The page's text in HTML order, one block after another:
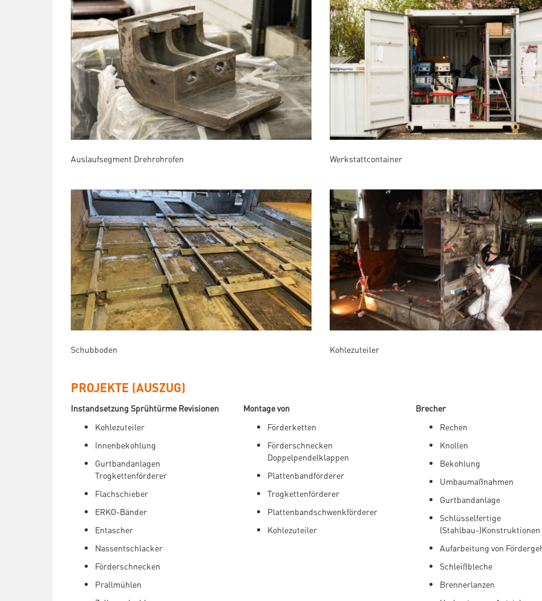
Auslaufsegment Drehrohrofen Werkstattcontainer
Schubboden Kohlezuteiler
PROJEKTE (AUSZUG)
Instandsetzung Sprühtürme Revisionen
Kohlezuteiler
Innenbekohlung
Gurtbandanlagen
Trogkettenförderer
Flachschieber
ERKO-Bänder
Entascher
Nassentschlacker
Förderschnecken
Prallmühlen
Montage von
Förderketten
Förderschnecken
Doppelpendelklappen
Plattenbandförderer
Trogkettenförderer
Plattenbandschwenkförderer
Kohlezuteiler
Brecher
Rechen
Knollen
Bekohlung
Umbaumaßnahmen
Gurtbandanlage
Schlüsselfertige
(Stahlbau-)Konstruktionen
Aufarbeitung von
Schleißbleche
Brennerlanzen